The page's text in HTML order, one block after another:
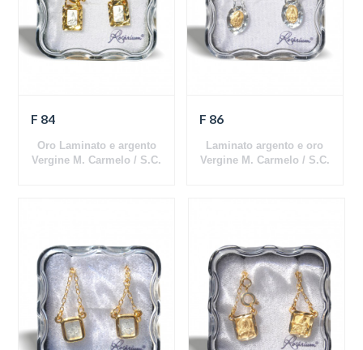
F 84
Oro Laminato e argento
Vergine M. Carmelo / S.C.
F 86
Laminato argento e oro
Vergine M. Carmelo / S.C.